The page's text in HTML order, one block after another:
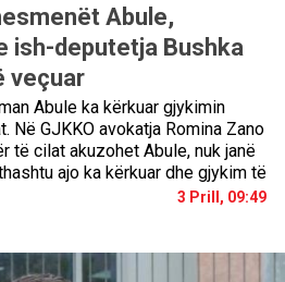
Abule,
ish-deputetja Bushka
veçuar
Abule ka kërkuar gjykimin
Në GJKKO avokatja Romina Zano
të cilat akuzohet Abule, nuk janë
ajo ka kërkuar dhe gjykim të
3 Prill, 09:49